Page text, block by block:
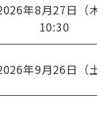
年8月27日（木
10:30
年9月26日（土